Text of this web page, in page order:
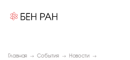
Главная События
Новости